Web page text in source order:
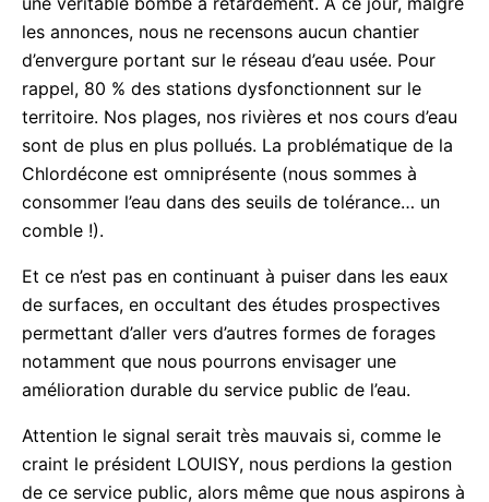
Et c’est là justement que l’inquiétude atteint des
sommets : la problématique de l’assainissement
(toujours évoquée au second plan des priorités) est
une véritable bombe à retardement. A ce jour,
malgré les annonces, nous ne recensons aucun
chantier d’envergure portant sur le réseau d’eau
usée. Pour rappel, 80 % des stations
dysfonctionnent sur le territoire. Nos plages, nos
rivières et nos cours d’eau sont de plus en plus
pollués. La problématique de la Chlordécone est
omniprésente (nous sommes à consommer l’eau
dans des seuils de tolérance… un comble !).
Et ce n’est pas en continuant à puiser dans les eaux
de surfaces, en occultant des études prospectives
permettant d’aller vers d’autres formes de forages
notamment que nous pourrons envisager une
amélioration durable du service public de l’eau.
Abonnez-vous à la Newsletter pour ne rien
manquer !